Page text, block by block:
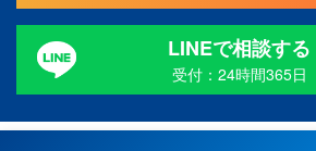
LINEで相談する
受付：24時間365日